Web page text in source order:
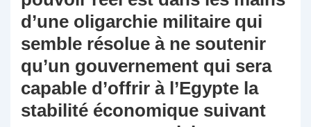
d’une oligarchie militaire qui
semble résolue à ne soutenir
qu’un gouvernement qui sera
capable d’offrir à l’Egypte la
stabilité économique suivant